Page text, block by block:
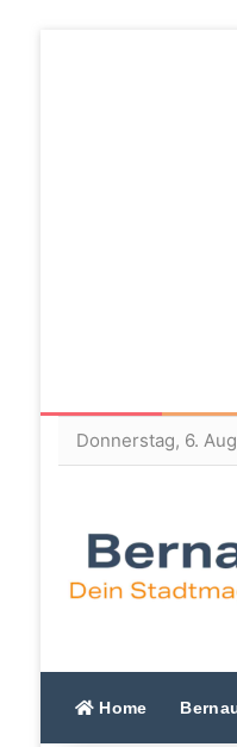
Donnerstag, 6.
Home